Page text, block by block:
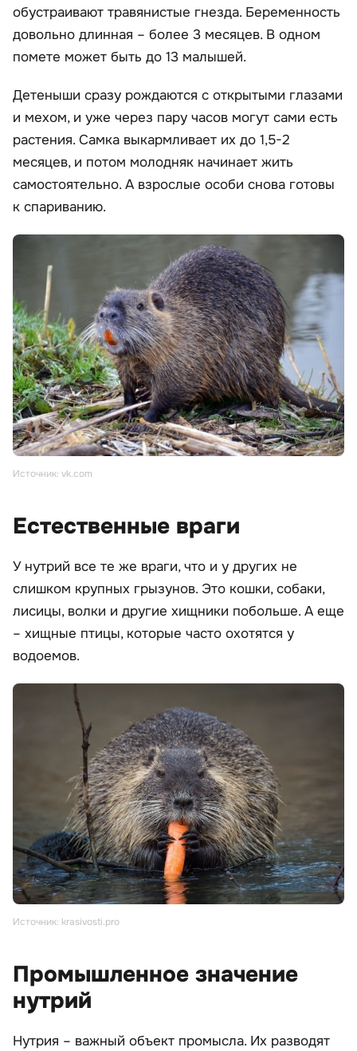
обустраивают травянистые гнезда. Беременность
довольно длинная – более 3 месяцев. В одном
помете может быть до 13 малышей.
Детеныши сразу рождаются с открытыми глазами
и мехом, и уже через пару часов могут сами есть
растения. Самка выкармливает их до 1,5-2
месяцев, и потом молодняк начинает жить
самостоятельно. А взрослые особи снова готовы
к спариванию.
Источник: vk.com
Естественные враги
У нутрий все те же враги, что и у других не
слишком крупных грызунов. Это кошки, собаки,
лисицы, волки и другие хищники побольше. А еще
– хищные птицы, которые часто охотятся у
водоемов.
Источник: krasivosti.pro
Промышленное значение
нутрий
Нутрия – важный объект промысла. Их разводят